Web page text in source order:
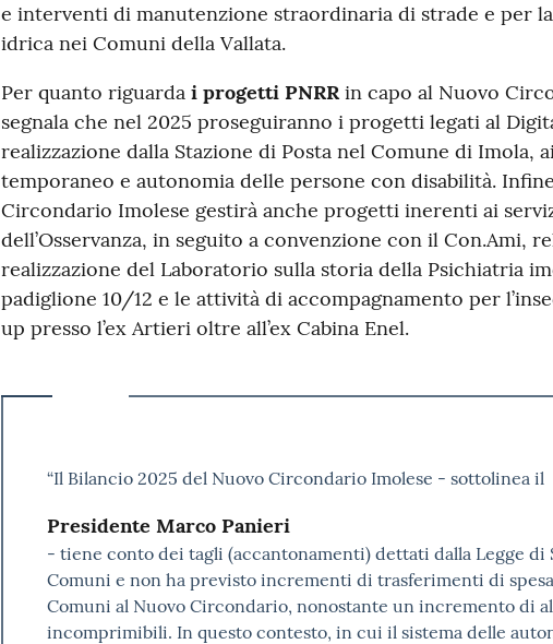
e interventi di manutenzione straordinaria di strade e per
idrica nei Comuni della Vallata.
Per quanto riguarda i progetti PNRRin capo al Nuovo
segnala che nel 2025 proseguiranno i progetti legati al
realizzazione dalla Stazione di Posta nel Comune di Imola,
temporaneo e autonomia delle persone con disabilità.
Circondario Imolese gestirà anche progetti inerenti ai
dell’Osservanza, in seguito a convenzione con il Con.Ami,
realizzazione del Laboratorio sulla storia della Psichiatria
padiglione 10/12 e le attività di accompagnamento per
up presso l’ex Artieri oltre all’ex Cabina Enel.
“Il Bilancio 2025 del Nuovo Circondario Imolese - sottolinea il
Presidente Marco Panieri
- tiene conto dei tagli (accantonamenti) dettati dalla Legge di
Comuni e non ha previsto incrementi di trasferimenti di
Comuni al Nuovo Circondario, nonostante un incremento di
incomprimibili. In questo contesto, in cui il sistema delle